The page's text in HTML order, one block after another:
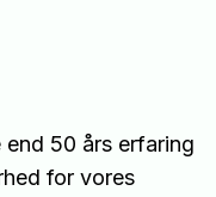
end 50 års erfaring
for vores